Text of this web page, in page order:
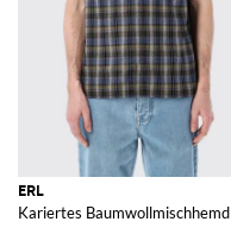
ERL
Kariertes Baumwollmischhemd